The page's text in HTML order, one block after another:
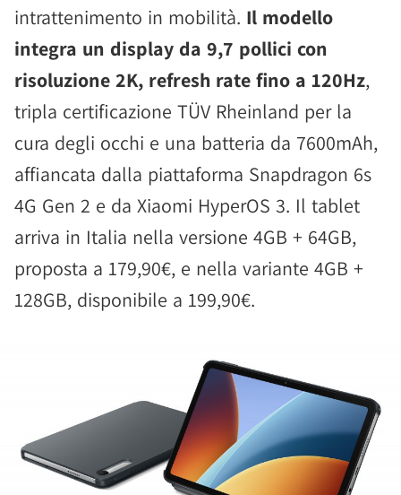
intrattenimento in mobilità. Il modello
integra un display da 9,7 pollici con
risoluzione 2K, refresh rate fino a 120Hz,
tripla certificazione TÜV Rheinland per la
cura degli occhi e una batteria da 7600mAh,
affiancata dalla piattaforma Snapdragon 6s
4G Gen 2 e da Xiaomi HyperOS 3. Il tablet
arriva in Italia nella versione 4GB + 64GB,
proposta a 179,90€, e nella variante 4GB +
128GB, disponibile a 199,90€.